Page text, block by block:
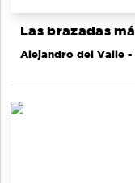
Las brazadas
Alejandro del Valle -